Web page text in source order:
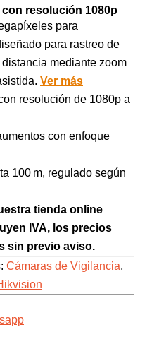
con resolución 1080p
para
para rastreo de
mediante zoom
Ver más
resolución de 1080p a
con enfoque
100 m, regulado según
tienda online
IVA, los precios
sin previo aviso.
Cámaras de Vigilancia,